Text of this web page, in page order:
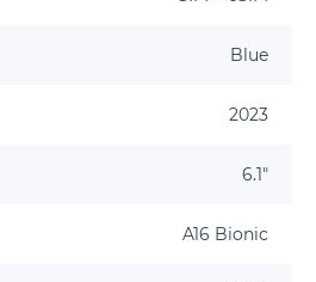
Blue
2023
6.1"
A16 Bionic